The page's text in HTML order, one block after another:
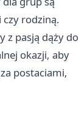
rodziną.
z pasją dąży do
okazji, aby
postaciami,